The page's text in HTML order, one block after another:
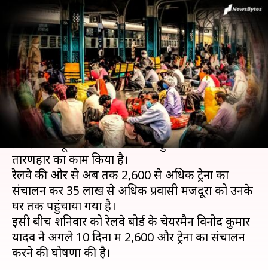
रेलवे की बड़ी घोषणा, अगले 10 दिन
में 36 लाख प्रवासियों के लिए
चलाएगा 2,600 ट्रेनें
लेखन भारत शर्मा May 23, 2020 06:21 pm
क्या है खबर?
देश में चल रहे लॉकडाउन के कारण विभिन्न राज्यों में फंसे
प्रवासी मजदूरों को उनके घर तक पहुंचाने में रेल मंत्रालय ने
तारणहार का काम किया है।
रेलवे की ओर से अब तक 2,600 से अधिक ट्रेनों का
संचालन कर 35 लाख से अधिक प्रवासी मजदूरों को उनके
घर तक पहुंचाया गया है।
इसी बीच शनिवार को रेलवे बोर्ड के चेयरमैन विनोद कुमार
यादव ने अगले 10 दिनों में 2,600 और ट्रेनों का संचालन